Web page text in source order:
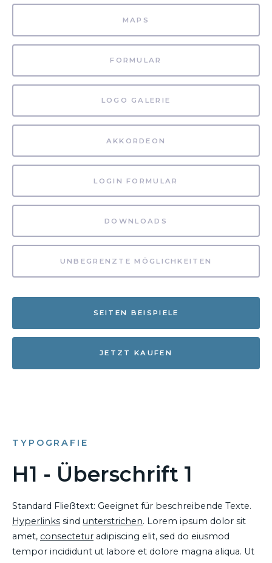
MAPS
FORMULAR
LOGO GALERIE
AKKORDEON
LOGIN FORMULAR
DOWNLOADS
UNBEGRENZTE MÖGLICHKEITEN
SEITEN BEISPIELE
JETZT KAUFEN
TYPOGRAFIE
H1 - Überschrift 1
Standard Fließtext: Geeignet für beschreibende Texte.
Hyperlinks sind unterstrichen. Lorem ipsum dolor sit
amet, consectetur adipiscing elit, sed do eiusmod
tempor incididunt ut labore et dolore magna aliqua. Ut